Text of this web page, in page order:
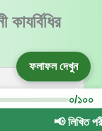
ফলাফল দেখুন
০/১০০
📢 লিখিত পরীক্ষার